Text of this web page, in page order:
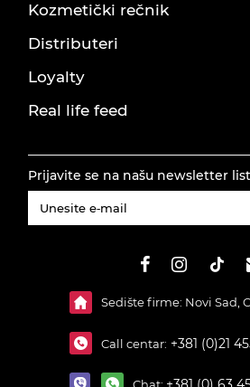
Kozmetički rečnik
Distributeri
Loyalty
Real life feed
Prijavite se na našu newsletter
Sedište firme: Novi Sad,
Call centar: +381 (0)21
Chat: